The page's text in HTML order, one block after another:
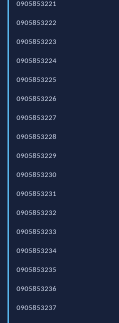
0905853221
0905853222
0905853223
0905853224
0905853225
0905853226
0905853227
0905853228
0905853229
0905853230
0905853231
0905853232
0905853233
0905853234
0905853235
0905853236
0905853237